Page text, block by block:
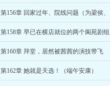
第156章 回家过年、院线问题（为梁侯、
第158章 早已在横店就位的两个阆苑剧组
第160章 拜堂，居然被茜茜的演技带飞
第162章 她就是天选！（端午安康）